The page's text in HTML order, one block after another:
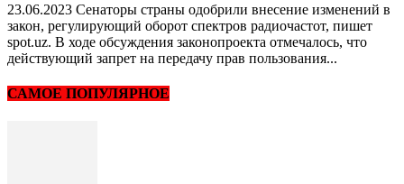
23.06.2023 Сенаторы страны одобрили внесение изменений в
закон, регулирующий оборот спектров радиочастот, пишет
spot.uz. В ходе обсуждения законопроекта отмечалось, что
действующий запрет на передачу прав пользования...
САМОЕ ПОПУЛЯРНОЕ